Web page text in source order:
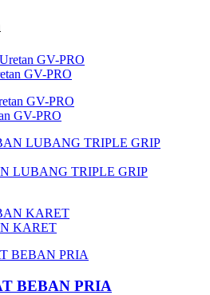
GV-PRO
GV-PRO
LUBANG TRIPLE GRIP
KARET
BEBAN PRIA